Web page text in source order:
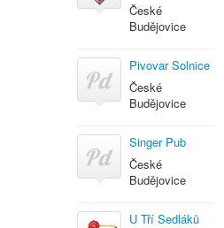
České
Budějovice
Pivovar Solnice
České
Budějovice
Singer Pub
České
Budějovice
U Tří Sedláků